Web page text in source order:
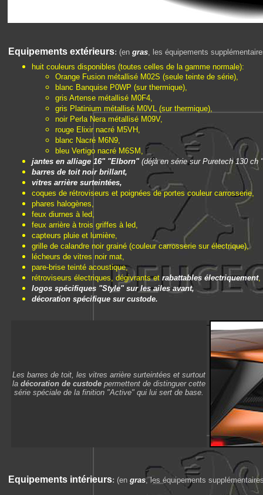
Equipements extérieurs: (en gras, les équipements
huit couleurs disponibles (toutes celles de la gamme normale):
Orange Fusion métallisé M02S (seule teinte de série),
blanc Banquise P0WP (sur thermique),
gris Artense métallisé M0F4,
gris Platinium métallisé M0VL (sur thermique),
noir Perla Nera métallisé M09V,
rouge Elixir nacré M5VH,
blanc Nacré M6N9,
bleu Vertigo nacré M6SM,
jantes en alliage 16" "Elborn" (déjà en série sur Puretech 130 ch
barres de toit noir brillant,
vitres arrière surteintées,
coques de rétroviseurs et poignées de portes couleur carrosserie,
phares halogènes,
feux diurnes à led,
feux arrière à trois griffes à led,
capteurs pluie et lumière,
grille de calandre noir grainé (couleur carrosserie sur électrique),
lécheurs de vitres noir mat,
pare-brise teinté acoustique,
rétroviseurs électriques, dégivrants et rabattables électriquement,
logos spécifiques "Style" sur les ailes avant,
décoration spécifique sur custode.
Les barres de toit, les vitres arrière surteintées et surtout
la décoration de custode permettent de distinguer cette
série spéciale de la finition "Active" qui lui sert de base.
Equipements intérieurs: (en gras, les équipements